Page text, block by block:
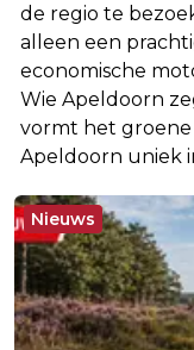
de regio te
alleen een
economische
Wie Apeldoorn
vormt het groene
Apeldoorn uniek
Nieuws